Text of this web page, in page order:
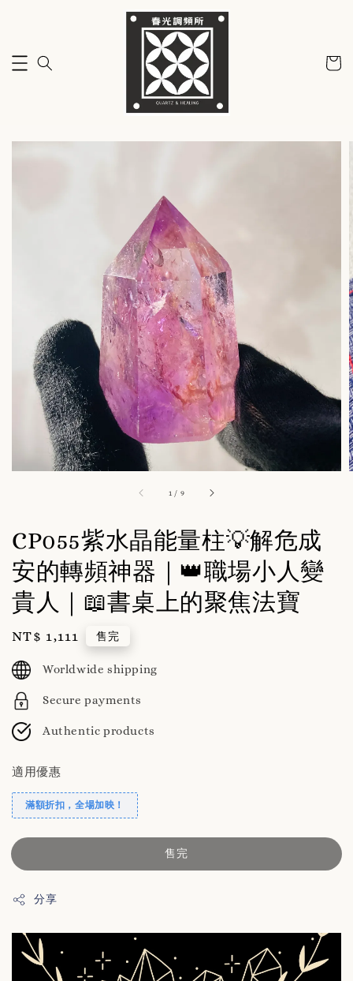
1 / 9
CP055紫水晶能量柱💡解危成
安的轉頻神器｜👑職場小人變
貴人｜📖書桌上的聚焦法寶
Regular
price
NT$ 1,111 售完
Worldwide shipping
Secure payments
Authentic products
適用優惠
滿額折扣，全場加映！
售完
分享